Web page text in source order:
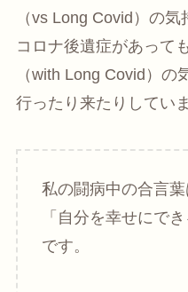
（vs Long Covid）の気
コロナ後遺症があって
（with Long Covid）の
行ったり来たりしていま
私の闘病中の合言葉
「自分を幸せにで
です。